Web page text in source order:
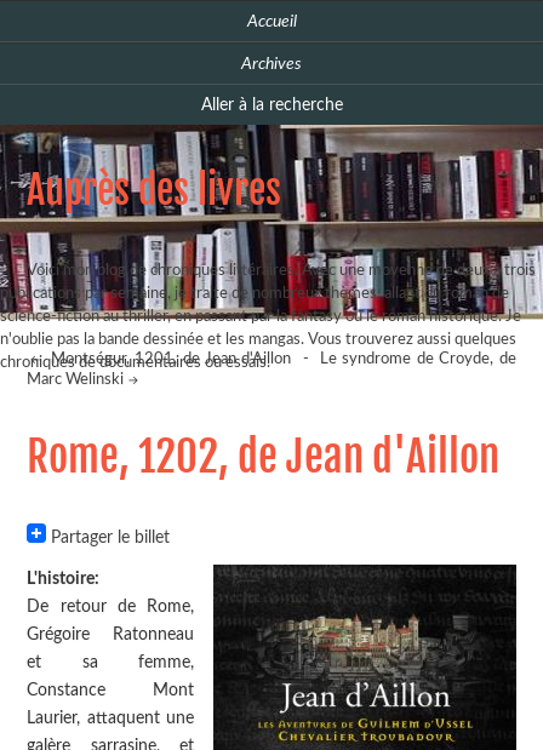
Accueil
Archives
Aller à la recherche
Auprès des livres
Voici mon blog de chroniques littéraires. Avec une moyenne de deux à trois
publications par semaine, je traite de nombreux thèmes, allant du roman de
science-fiction au thriller, en passant par la fantasy ou le roman historique. Je
n'oublie pas la bande dessinée et les mangas. Vous trouverez aussi quelques
chroniques de documentaires ou essais.
Montségur, 1201, de Jean d'Aillon -
Le syndrome de Croyde, de
Marc Welinski
Rome, 1202, de Jean d'Aillon
Partager le billet
L'histoire:
De retour de Rome,
Grégoire Ratonneau
et sa femme,
Constance Mont
Laurier, attaquent une
galère sarrasine, et